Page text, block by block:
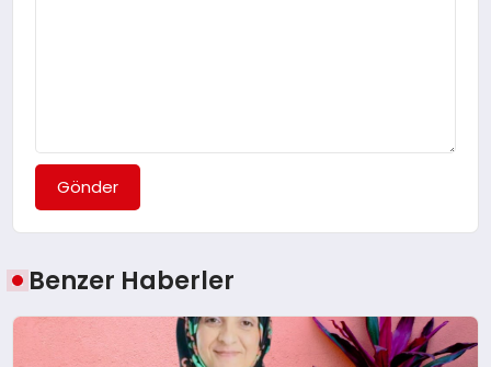
Gönder
Benzer Haberler